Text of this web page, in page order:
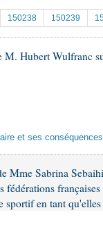
)
150238 150239
M. Hubert Wulfranc
et ses
Mme Sabrina
fédérations
sportif en tant